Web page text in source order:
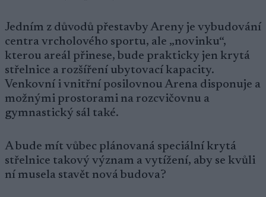
Jedním z důvodů přestavby Areny je vybudování
centra vrcholového sportu, ale „novinku“,
kterou areál přinese, bude prakticky jen krytá
střelnice a rozšíření ubytovací kapacity.
Venkovní i vnitřní posilovnou Arena disponuje a
možnými prostorami na rozcvičovnu a
gymnastický sál také.
A bude mít vůbec plánovaná speciální krytá
střelnice takový význam a vytížení, aby se kvůli
ní musela stavět nová budova?